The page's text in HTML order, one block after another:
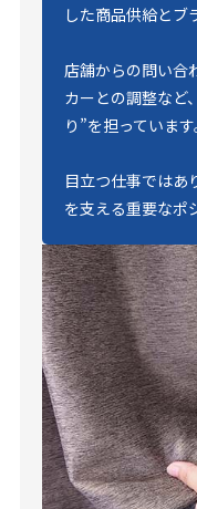
した商品供給とブ
店舗からの問い合
カーとの調整など
り”を担っています
目立つ仕事ではあ
を支える重要なポ